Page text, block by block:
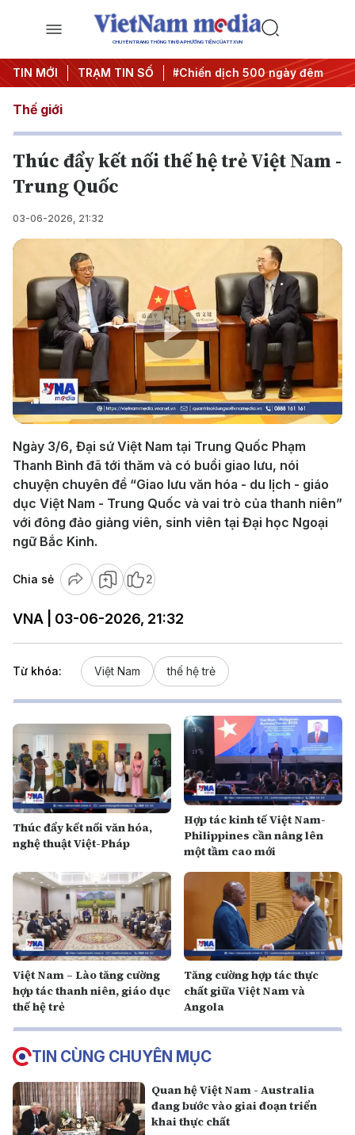
CHUYÊN TRANG THÔNG TIN ĐA PHƯƠNG TIỆN CỦA TTXVN
TIN MỚI TRẠM TIN SỐ
thành hành động #Chiến dịch 500 ngày đêm
Thế giới
Thúc đẩy kết nối thế hệ trẻ Việt Nam -
Trung Quốc
03-06-2026, 21:32
Play
Video
Ngày 3/6, Đại sứ Việt Nam tại Trung Quốc Phạm
Thanh Bình đã tới thăm và có buổi giao lưu, nói
chuyện chuyên đề “Giao lưu văn hóa - du lịch - giáo
dục Việt Nam - Trung Quốc và vai trò của thanh niên”
với đông đảo giảng viên, sinh viên tại Đại học Ngoại
ngữ Bắc Kinh.
Chia sẻ 2
VNA | 03-06-2026, 21:32
Từ khóa: Việt Nam thế hệ trẻ
Thúc đẩy kết nối văn hóa,
nghệ thuật Việt-Pháp
Hợp tác kinh tế Việt Nam-
Philippines cần nâng lên
một tầm cao mới
Việt Nam – Lào tăng cường
hợp tác thanh niên, giáo dục
thế hệ trẻ
Tăng cường hợp tác thực
chất giữa Việt Nam và
Angola
TIN CÙNG CHUYÊN MỤC
Quan hệ Việt Nam - Australia
đang bước vào giai đoạn triển
khai thực chất